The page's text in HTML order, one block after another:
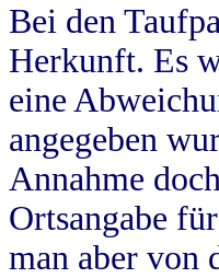
Bei den
Herkunft. Es
eine
angegeben
Annahme
Ortsangabe
man aber von